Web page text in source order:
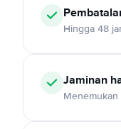
Hingga 48
Jaminan
Menemukan